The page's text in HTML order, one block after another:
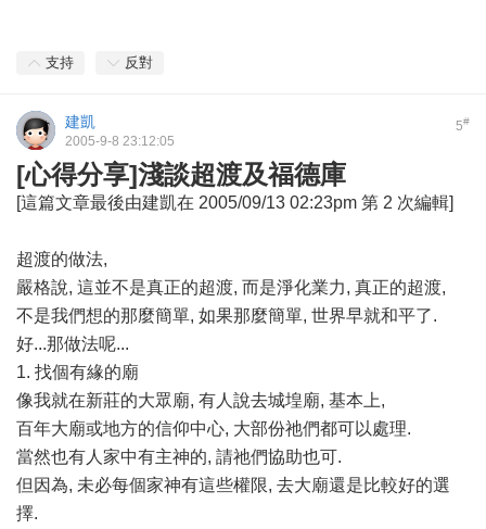
支持 反對
5#
建凱
2005-9-8 23:12:05
[心得分享]淺談超渡及福德庫
[這篇文章最後由建凱在 2005/09/13 02:23pm 第 2 次編輯]
超渡的做法,
嚴格說, 這並不是真正的超渡, 而是淨化業力, 真正的超渡,
不是我們想的那麼簡單, 如果那麼簡單, 世界早就和平了.
好...那做法呢...
1. 找個有緣的廟
像我就在新莊的大眾廟, 有人說去城堭廟, 基本上,
百年大廟或地方的信仰中心, 大部份祂們都可以處理.
當然也有人家中有主神的, 請祂們協助也可.
但因為, 未必每個家神有這些權限, 去大廟還是比較好的選
擇.